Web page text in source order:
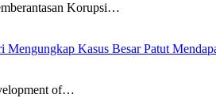
Korupsi…
Kasus Besar Patut
of…